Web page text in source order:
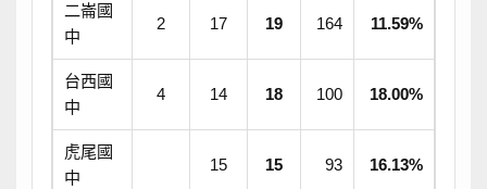
二崙國
中
2 17 19 164 11.59%
台西國
中
4 14 18 100 18.00%
虎尾國
中
15 15 93 16.13%